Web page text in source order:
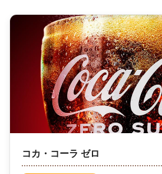
コカ・コーラ ゼロ